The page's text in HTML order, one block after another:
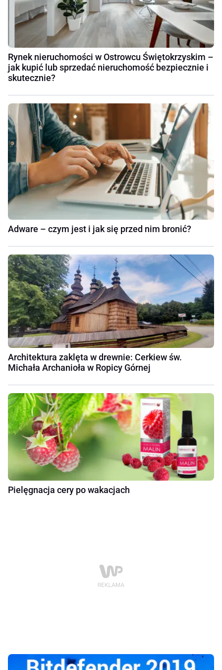
Rynek nieruchomości w Ostrowcu Świętokrzyskim –
jak kupić lub sprzedać nieruchomość bezpiecznie i
skutecznie?
Adware – czym jest i jak się przed nim bronić?
Architektura zaklęta w drewnie: Cerkiew św.
Michała Archanioła w Ropicy Górnej
Pielęgnacja cery po wakacjach